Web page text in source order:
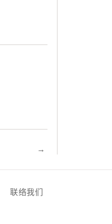
→
联络我们